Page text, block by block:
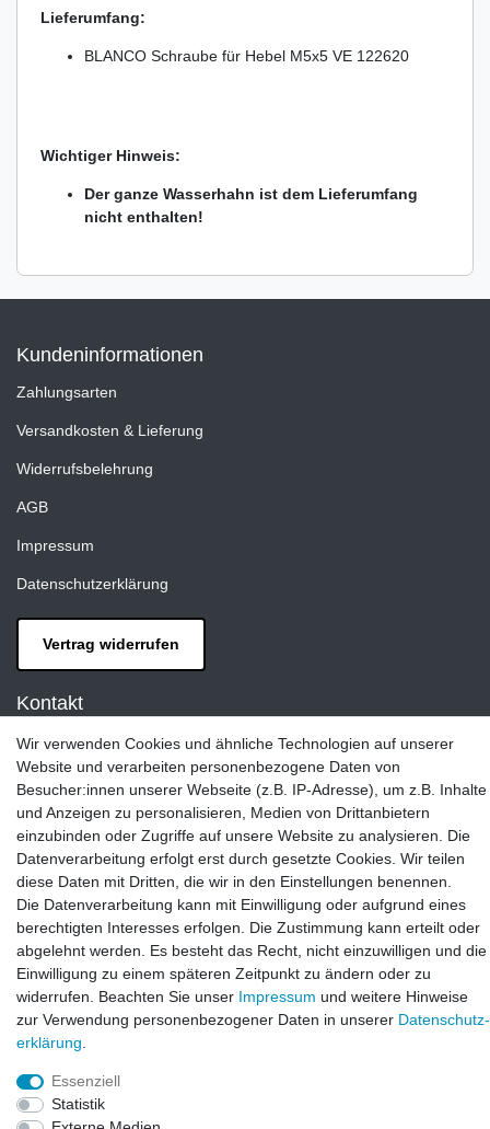
Lieferumfang:
BLANCO Schraube für Hebel M5x5 VE 122620
Wichtiger Hinweis:
Der ganze Wasserhahn ist dem Lieferumfang
nicht enthalten!
Kundeninformationen
Zahlungsarten
Versandkosten & Lieferung
Widerrufsbelehrung
AGB
Impressum
Datenschutzerklärung
Vertrag widerrufen
Kontakt
LAXARA:
Zeppelinstraße 4, 89604 Allmendingen, Deutschland
info@laxara.de
E-mail:
info@bluewater-armaturen.de
Öffnungszeiten:
Mo - Fr 10:00 - 12:00 Uhr
Mo - Fr 13:00 - 15:00 Uhr
Wir verwenden Cookies und ähnliche Technologien auf unserer
Website und verarbeiten personenbezogene Daten von
Besucher:innen unserer Webseite (z.B. IP-Adresse), um z.B. Inhalte
und Anzeigen zu personalisieren, Medien von Drittanbietern
einzubinden oder Zugriffe auf unsere Website zu analysieren. Die
Datenverarbeitung erfolgt erst durch gesetzte Cookies. Wir teilen
diese Daten mit Dritten, die wir in den Einstellungen benennen.
Die Datenverarbeitung kann mit Einwilligung oder aufgrund eines
berechtigten Interesses erfolgen. Die Zustimmung kann erteilt oder
abgelehnt werden. Es besteht das Recht, nicht einzuwilligen und die
Einwilligung zu einem späteren Zeitpunkt zu ändern oder zu
widerrufen. Beachten Sie unser Impressum und weitere Hinweise
zur Verwendung personenbezogener Daten in unserer Daten­schutz­
erklärung
Essenziell
Statistik